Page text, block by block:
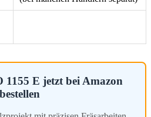
1155 E jetzt bei Amazon
bestellen